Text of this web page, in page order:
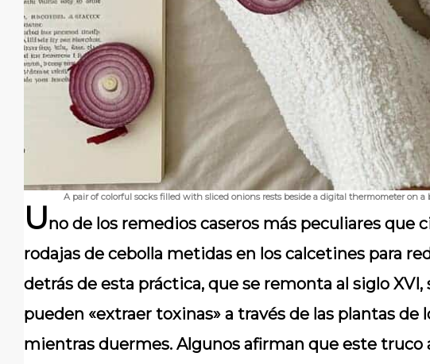
A pair of colorful socks filled with sliced onions rests beside a digital thermometer on a
Uno de los remedios caseros más peculiares que
rodajas de cebolla metidas en los calcetines para
detrás de esta práctica, que se remonta al siglo XVI,
pueden «extraer toxinas» a través de las plantas de
mientras duermes. Algunos afirman que este truco